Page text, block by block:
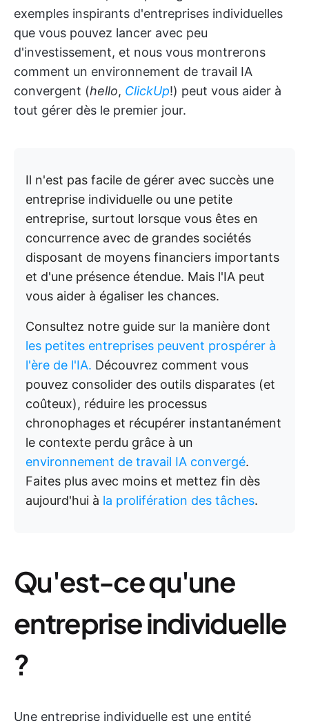
exemples inspirants d'entreprises individuelles
que vous pouvez lancer avec peu
d'investissement, et nous vous montrerons
comment un environnement de travail IA
convergent (hello, ClickUp!) peut vous aider à
tout gérer dès le premier jour.
Il n'est pas facile de gérer avec succès une
entreprise individuelle ou une petite
entreprise, surtout lorsque vous êtes en
concurrence avec de grandes sociétés
disposant de moyens financiers importants
et d'une présence étendue. Mais l'IA peut
vous aider à égaliser les chances.
Consultez notre guide sur la manière dont
les petites entreprises peuvent prospérer à
l'ère de l'IA. Découvrez comment vous
pouvez consolider des outils disparates (et
coûteux), réduire les processus
chronophages et récupérer instantanément
le contexte perdu grâce à un
environnement de travail IA convergé.
Faites plus avec moins et mettez fin dès
aujourd'hui à la prolifération des tâches.
Qu'est-ce qu'une
entreprise individuelle
?
Une entreprise individuelle est une entité